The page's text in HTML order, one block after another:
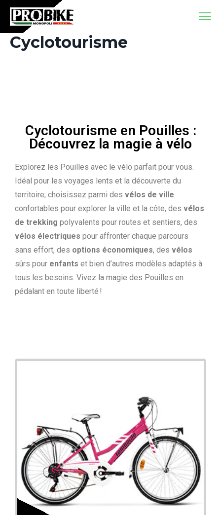
Cyclotourisme
Cyclotourisme en Pouilles :
Découvrez la magie à vélo
Explorez les Pouilles avec le vélo parfait pour vous.
Idéal pour les voyages lents et la découverte du
territoire, choisissez parmi des vélos de ville
confortables pour explorer la ville et la côte, des vélos
de trekking polyvalents pour routes et sentiers, des
vélos électriques pour affronter chaque parcours
sans effort, des options économiques, des vélos
sûrs pour enfants et bien d’autres modèles adaptés à
tous les besoins. Vivez la magie des Pouilles en
pédalant en toute liberté !